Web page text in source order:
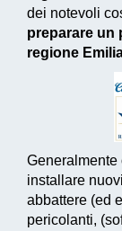
dei notevoli
preparare un
regione
Generalmente
installare
abbattere (ed
pericolanti,